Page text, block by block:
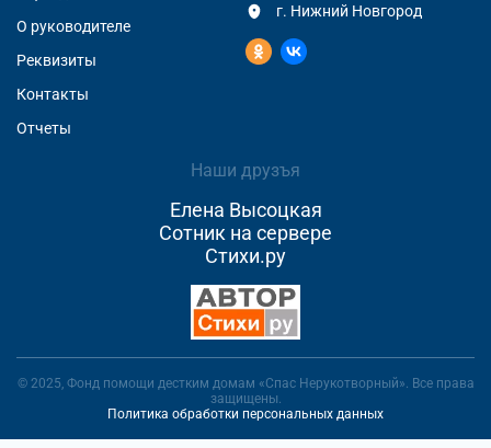
О руководителе
Реквизиты
Контакты
Отчеты
Наши друзъя
Елена Высоцкая
Сотник на сервере
Стихи.ру
г. Нижний Новгород
© 2025, Фонд помощи дестким домам «Спас Нерукотворный». Все права
защищены.
Политика обработки персональных данных